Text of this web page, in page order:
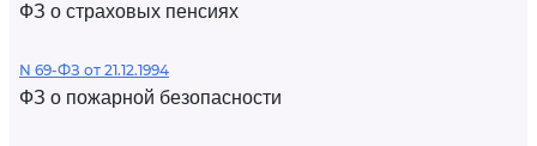
ФЗ о страховых пенсиях
N 69-ФЗ от 21.12.1994
ФЗ о пожарной безопасности